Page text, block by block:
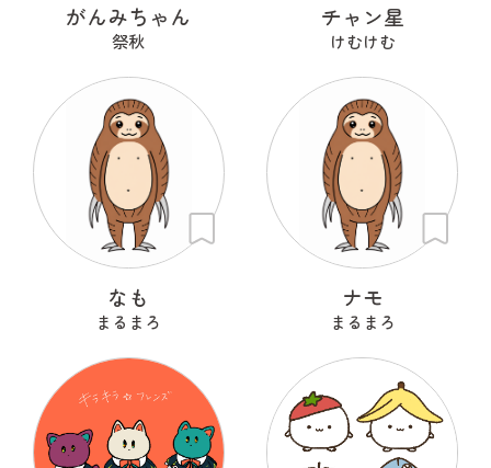
がんみちゃん
祭秋
チャン星
けむけむ
なも
まるまろ
ナモ
まるまろ